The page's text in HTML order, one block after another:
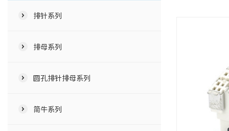
排针系列
排母系列
圆孔排针排母系列
简牛系列